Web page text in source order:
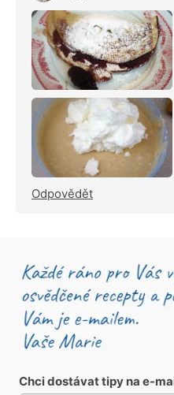
Odpovědět
Chci dostávat tipy na e-